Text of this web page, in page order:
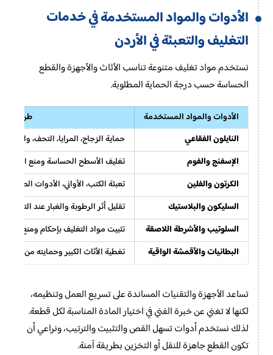
الأدوات والمواد المستخدمة فيخدمات
التغليف والتعبئة في الأردن
نستخدم مواد تغليف متنوعة تناسب الأثاث والأجهزة والقطع
الحساسة حسب درجة الحماية المطلوبة.
الأدوات والمواد المستخدمة
طريقة
النايلون الفقاعي
حماية الزجاج، المرايا، التحف،
الإسفنج والفوم
تغليف الأسطح الحساسة ومنع الاحتكاك
الكرتون والفلين
تعبئة الكتب، الأواني، الأدوات
السليكون والبلاستيك
تقليل أثر الرطوبة والغبار عند
السلوتيب والأشرطة اللاصقة
تثبيت مواد التغليف بإحكام ومنع
البطانيات والأقمشة الواقية
تغطية الأثاث الكبير وحمايته من
تساعد الأجهزة والتقنيات المساندة على تسريع العمل وتنظيمه،
لكنها لا تغني عن خبرة الفني في اختيار المادة المناسبة لكل قطعة.
لذلك نستخدم أدوات تسهل القص والتثبيت والترتيب، ونراعي أن
تكون القطع جاهزة للنقل أو التخزين بطريقة آمنة.